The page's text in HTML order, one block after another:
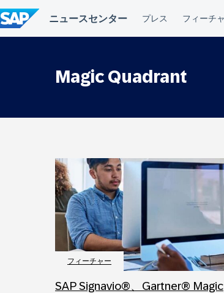
ン
テ
ン
Magic Quadrant
フィーチャー
SAP Signavio®、Gartner® Magic